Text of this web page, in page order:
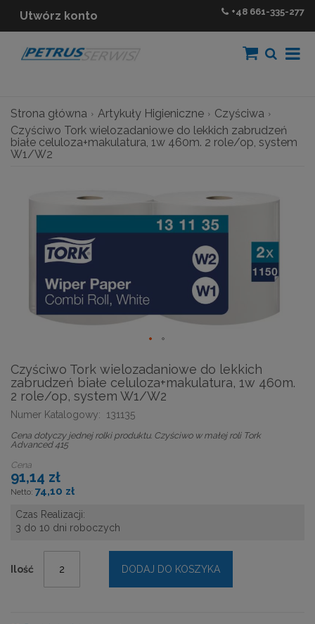
Utwórz konto +48 661-335-277
Strona główna Artykuły Higieniczne
Czyściwa
Czyściwo Tork wielozadaniowe do lekkich zabrudzeń
białe celuloza+makulatura, 1w 460m. 2 role/op, system
W1/W2
Czyściwo Tork wielozadaniowe do lekkich
zabrudzeń białe celuloza+makulatura, 1w 460m.
2 role/op, system W1/W2
Numer Katalogowy: 131135
Cena dotyczy jednej rolki produktu. Czyściwo w małej roli Tork
Advanced 415
Cena
91,14 zł
74,10 zł
Czas Realizacji:
3 do 10 dni roboczych
Ilość DODAJ DO KOSZYKA